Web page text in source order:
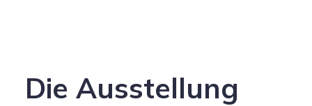
Die Ausstellung